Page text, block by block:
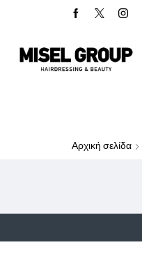
Αρχική σελίδα